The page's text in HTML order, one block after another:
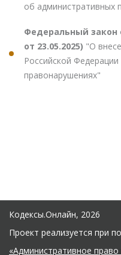
об административных
Федеральный закон
от 23.05.2025) "О
Российской
правонарушениях"
Кодексы.Онлайн, 2026
Проект реализуется при
«Административное право